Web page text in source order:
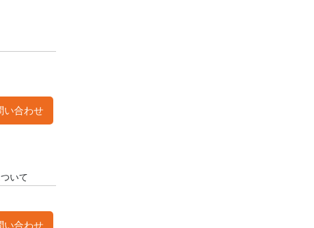
い合わせ
いて
い合わせ